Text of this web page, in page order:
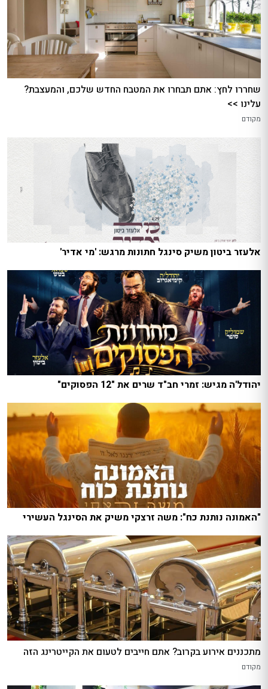
שחררו לחץ: אתם תבחרו את המטבח החדש שלכם, והמעצבת?
עלינו >>
מקודם
אלעזר ביטון משיק סינגל חתונות מרגש: 'מי אדיר'
יהודל'ה מגיש: זמרי חב"ד שרים את "12 הפסוקים"
"האמונה נותנת כח": משה זרצקי משיק את הסינגל העשירי
מתכננים אירוע בקרוב? אתם חייבים לטעום את הקייטרינג הזה
מקודם